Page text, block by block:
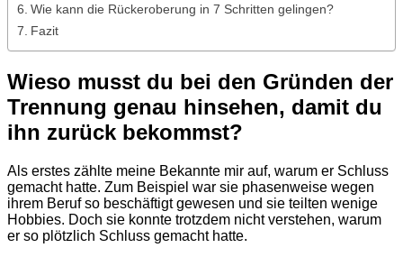
Wie kann die Rückeroberung in 7 Schritten gelingen?
Fazit
Wieso musst du bei den Gründen der
Trennung genau hinsehen, damit du
ihn zurück bekommst?
Als erstes zählte meine Bekannte mir auf, warum er Schluss
gemacht hatte. Zum Beispiel war sie phasenweise wegen
ihrem Beruf so beschäftigt gewesen und sie teilten wenige
Hobbies. Doch sie konnte trotzdem nicht verstehen, warum
er so plötzlich Schluss gemacht hatte.